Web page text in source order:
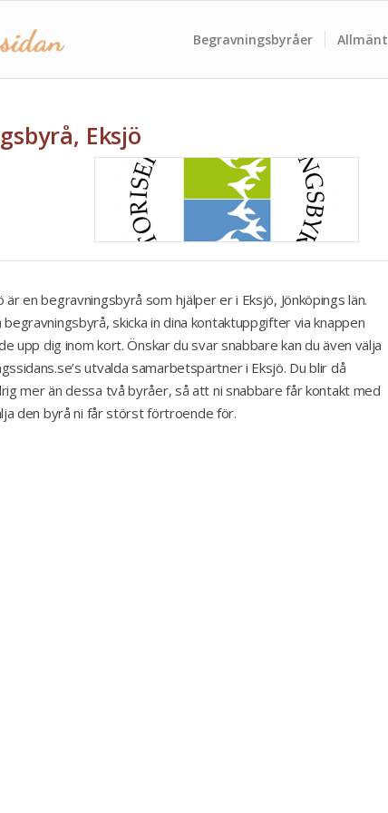
Begravningsbyråer Allmänt
Eksjö
en begravningsbyrå som hjälper er i Eksjö, Jönköpings län.
skicka in dina kontaktuppgifter via knappen
upp dig inom kort. Önskar du svar snabbare kan du även välja
utvalda samarbetspartner i Eksjö. Du blir då
mer än dessa två byråer, så att ni snabbare får kontakt med
den byrå ni får störst förtroende för.